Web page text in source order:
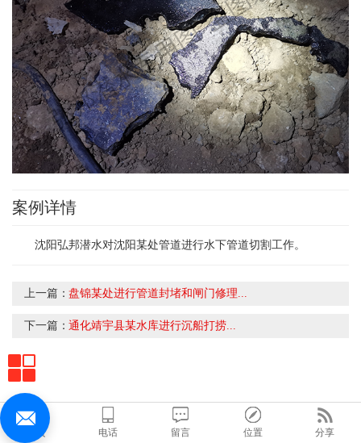
案例详情
沈阳弘邦潜水对沈阳某处管道进行水下管道切割工作。
上一篇：盘锦某处进行管道封堵和闸门修理...
下一篇：通化靖宇县某水库进行沉船打捞...
首页 电话 留言 位置 分享